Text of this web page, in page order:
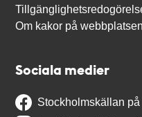
Om kakor på webbplatsen
Sociala medier
Stockholmskällan